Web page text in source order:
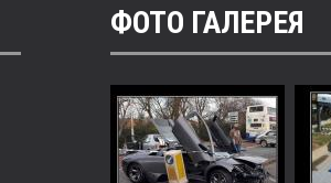
ФОТО ГАЛЕРЕЯ